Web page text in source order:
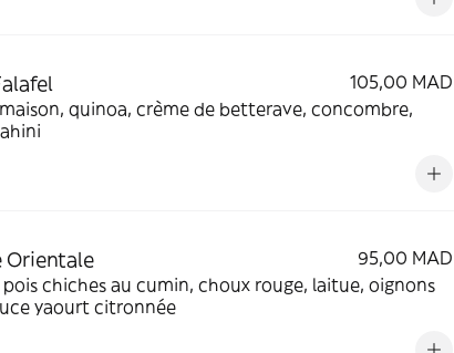
105,00 MAD
quinoa, crème de betterave, concombre,
Orientale
95,00 MAD
chiches au cumin, choux rouge, laitue, oignons
yaourt citronnée